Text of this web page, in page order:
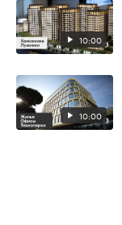
10:00
10:00